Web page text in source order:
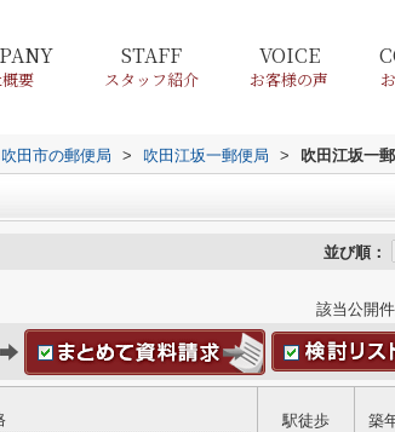
要
STAFF
スタッフ紹介
VOICE
お客様の声
吹田市の郵便局 > 吹田江坂一郵便局 > 吹田江坂一
並び順：
該当公開
駅徒歩
築